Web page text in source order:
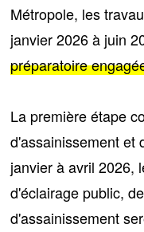
Métropole, les
janvier 2026 à juin
préparatoire
La première étape
d'assainissement et
janvier à avril 2026,
d'éclairage public,
d'assainissement